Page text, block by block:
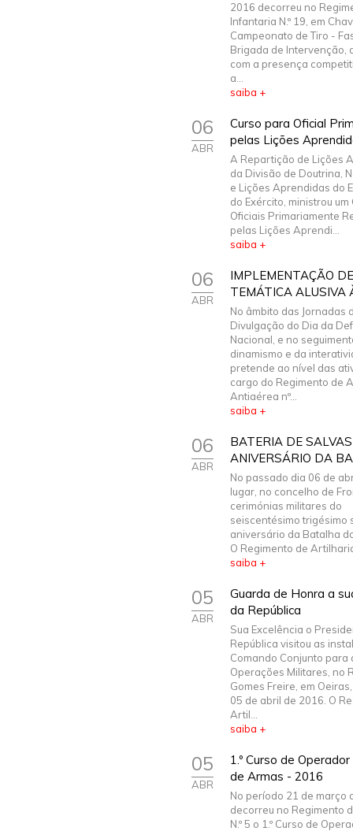
2016 decorreu no
Infantaria N.º 19, em
Campeonato de Tiro -
Brigada de Intervenção,
com a presença
a...
saiba +
06
ABR
Curso para Oficial
pelas Lições
A Repartição de Lições
da Divisão de Doutrina,
e Lições Aprendidas do
do Exército, ministrou um
Oficiais Primariamente
pelas Lições Aprendi...
saiba +
06
ABR
IMPLEMENTAÇÃO
TEMÁTICA ALUSIVA
No âmbito das Jornadas
Divulgação do Dia da
Nacional, e no
dinamismo e da
pretende ao nível das
cargo do Regimento de
Antiaérea nº...
saiba +
06
ABR
BATERIA DE
ANIVERSÁRIO DA
No passado dia 06 de
lugar, no concelho de
cerimónias militares do
seiscentésimo trigésimo
aniversário da Batalha
O Regimento de Artilharia
saiba +
05
ABR
Guarda de Honra a
da República
Sua Excelência o
República visitou as
Comando Conjunto para
Operações Militares, no
Gomes Freire, em
05 de abril de 2016. O
Artil...
saiba +
05
ABR
1.º Curso de
de Armas - 2016
No período 21 de março
decorreu no Regimento
N.º 5 o 1.º Curso de